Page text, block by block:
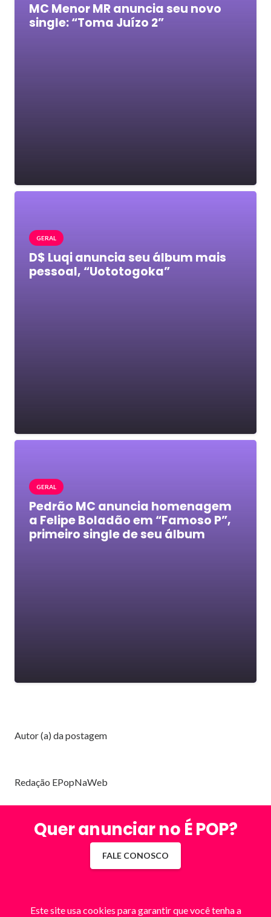
MC Menor MR anuncia seu novo
single: “Toma Juízo 2”
GERAL
D$ Luqi anuncia seu álbum mais
pessoal, “Uototogoka”
GERAL
Pedrão MC anuncia homenagem
a Felipe Boladão em “Famoso P”,
primeiro single de seu álbum
Autor (a) da postagem
Redação EPopNaWeb
Quer anunciar no É POP?
FALE CONOSCO
Este site usa cookies para garantir que você tenha a